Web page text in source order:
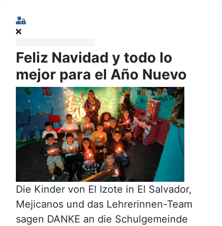
Sign In
Feliz Navidad y todo lo
mejor para el Año Nuevo
Die Kinder von El Izote in El Salvador,
Mejicanos und das Lehrerinnen-Team
sagen DANKE an die Schulgemeinde